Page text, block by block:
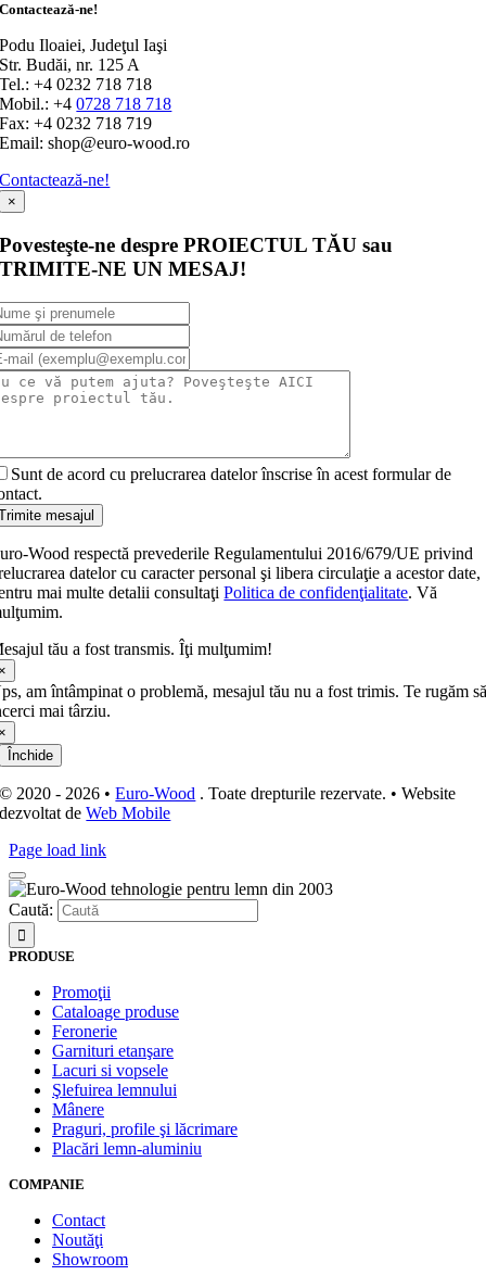
Contactează-ne!
Podu Iloaiei, Judeţul Iaşi
Str. Budăi, nr. 125 A
Tel.: +4 0232 718 718
Mobil.: +40728 718 718
Fax: +4 0232 718 719
Email: shop@euro-wood.ro
Contactează-ne!
×
Povesteşte-ne despre PROIECTUL TĂU sau
TRIMITE-NE UN MESAJ!
Sunt de acord cu prelucrarea datelor înscrise în acest formular de
mesajul
Wood respectă prevederile Regulamentului 2016/679/UE privind
datelor cu caracter personal şi libera circulaţie a acestor date,
mai multe detalii consultaţiPolitica de confidenţialitate. Vă
tău a fost transmis. Îţi mulţumim!
am întâmpinat o problemă, mesajul tău nu a fost trimis. Te rugăm
mai târziu.
Închide
© 2020 - 2026 •Euro-Wood . Toate drepturile rezervate. • Website
dezvoltat deWeb Mobile
Page load link
Caută:
PRODUSE
Promoţii
Cataloage produse
Feronerie
Garnituri etanşare
Lacuri si vopsele
Şlefuirea lemnului
Mânere
Praguri, profile şi lăcrimare
Placări lemn-aluminiu
COMPANIE
Contact
Noutăţi
Showroom